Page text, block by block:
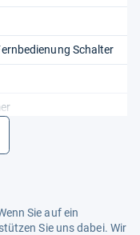
Schalter
Anlage
Sie auf ein
Sie uns dabei. Wir